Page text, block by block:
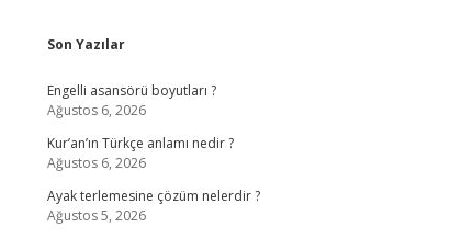
Sidebar
Son Yazılar
Engelli asansörü boyutları ?
Ağustos 6, 2026
Kur’an’ın Türkçe anlamı nedir ?
Ağustos 6, 2026
Ayak terlemesine çözüm nelerdir ?
Ağustos 5, 2026